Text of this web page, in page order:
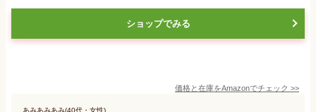
ショップでみる
価格と在庫をAmazonでチェック >>
あみあみあみ(40代・女性)